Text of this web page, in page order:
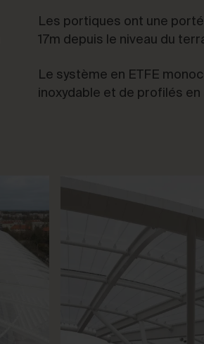
Les portiques ont une
17m depuis le niveau du
Le système en ETFE
inoxydable et de profilés en